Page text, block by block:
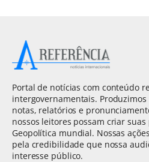
Portal de notícias com conteúdo
intergovernamentais.
notas, relatórios e
nossos leitores possam criar
Geopolítica mundial. Nossas
pela credibilidade que nossa
interesse público.